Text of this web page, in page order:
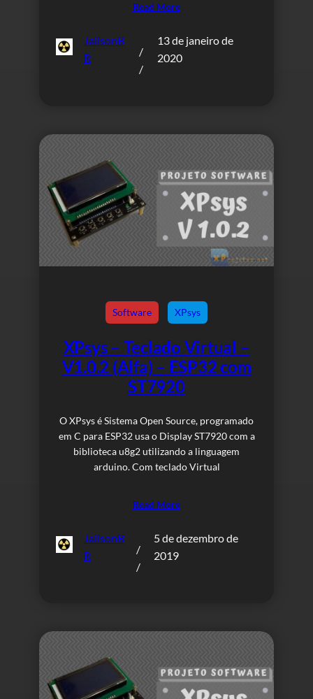
Read More
JailsonB
R
/
/
13 de janeiro de
2020
Software XPsys
XPsys – Teclado Virtual –
V1.0.2 (Alfa) – ESP32 com
ST7920
O XPsys é Sistema Open Source, programado
em C para ESP32 usa o Display ST7920 com a
biblioteca u8g2 utilizando a linguagem
arduino. Com teclado Virtual
Read More
JailsonB
R
/
/
5 de dezembro de
2019